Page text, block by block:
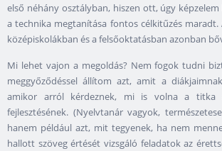
első néhány osztályban, hiszen ott, úgy képzelem
a technika megtanítása fontos célkitűzés maradt.
középiskolákban és a felsőoktatásban azonban
Mi lehet vajon a megoldás? Nem fogok tudni
meggyőződéssel állítom azt, amit a
amikor arról kérdeznek, mi is volna a titka
fejlesztésének. (Nyelvtanár vagyok,
hanem például azt, mit tegyenek, ha nem
hallott szöveg értését vizsgáló feladatok az